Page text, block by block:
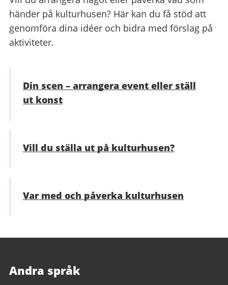
händer på kulturhusen? Här kan du få stöd att
genomföra dina idéer och bidra med förslag på
aktiviteter.
Din scen – arrangera event eller ställ
ut konst
Vill du ställa ut på kulturhusen?
Var med och påverka kulturhusen
Andra språk